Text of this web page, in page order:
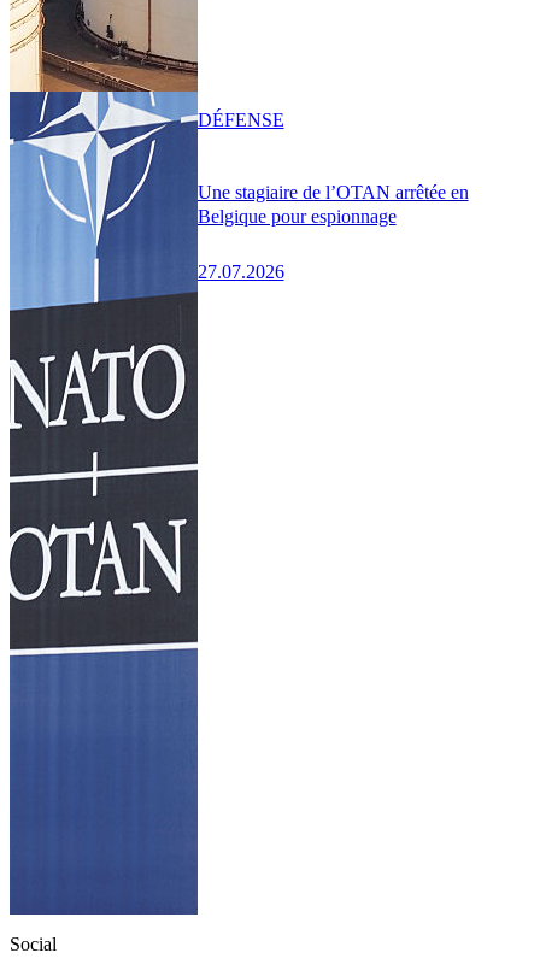
Une stagiaire de l’OTAN arrêtée en
Belgique pour espionnage
27.07.2026
DÉFENSE
Social